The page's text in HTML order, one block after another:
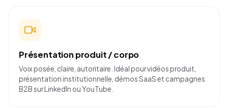
Présentation produit / corpo
Voix posée, claire, autoritaire. Idéal pour vidéos produit,
présentation institutionnelle, démos SaaS et campagnes
B2B sur LinkedIn ou YouTube.